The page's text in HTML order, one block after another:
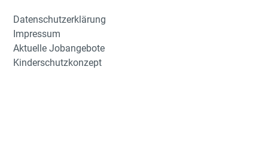
Datenschutzerklärung
Impressum
Aktuelle Jobangebote
Kinderschutzkonzept